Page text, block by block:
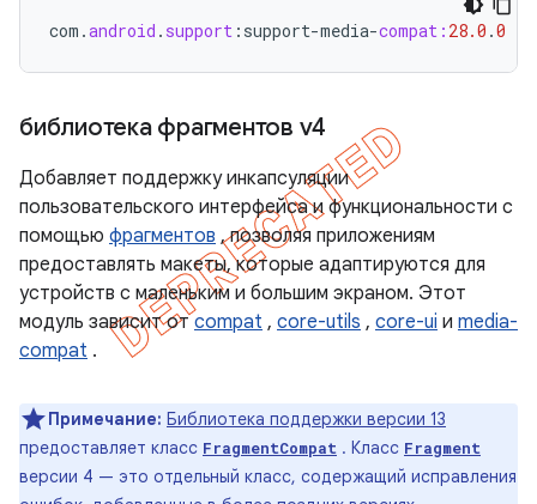
com .android . support : support-media-compat: 28.0 .0
библиотека фрагментов v4
Добавляет поддержку инкапсуляции
пользовательского интерфейса и функциональности с
помощью фрагментов , позволяя приложениям
предоставлять макеты, которые адаптируются для
устройств с маленьким и большим экраном. Этот
модуль зависит отcompat , core-utils , core-ui и media-
compat .
Примечание: Библиотека поддержки версии 13
предоставляет класс FragmentCompat . Класс Fragment
версии 4 — это отдельный класс, содержащий исправления